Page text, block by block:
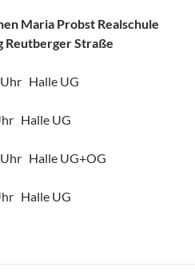
Maria Probst Realschule
Reutberger Straße
Halle UG
Halle UG
Halle UG+OG
Halle UG